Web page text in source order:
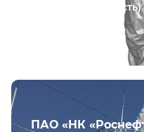
(Тюменская
ПАО «НК